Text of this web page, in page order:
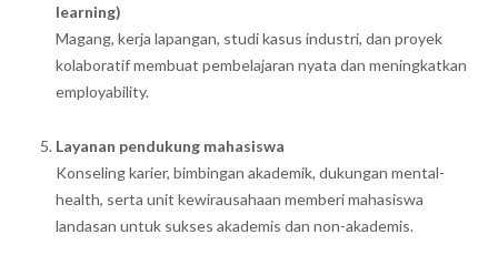
learning)
Magang, kerja lapangan, studi kasus industri, dan proyek
kolaboratif membuat pembelajaran nyata dan meningkatkan
employability.
Layanan pendukung mahasiswa
Konseling karier, bimbingan akademik, dukungan mental-
health, serta unit kewirausahaan memberi mahasiswa
landasan untuk sukses akademis dan non-akademis.